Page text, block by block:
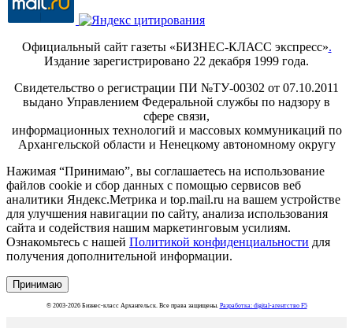
Официальный сайт газеты «БИЗНЕС-КЛАСС экспресс».
Издание зарегистрировано 22 декабря 1999 года.
Свидетельство о регистрации ПИ №ТУ-00302 от 07.10.2011
выдано Управлением Федеральной службы по надзору в
сфере связи,
информационных технологий и массовых коммуникаций по
Архангельской области и Ненецкому автономному округу
Нажимая “Принимаю”, вы соглашаетесь на использование
файлов cookie и сбор данных с помощью сервисов веб
аналитики Яндекс.Метрика и top.mail.ru на вашем устройстве
для улучшения навигации по сайту, анализа использования
сайта и содействия нашим маркетинговым усилиям.
Ознакомьтесь с нашей Политикой конфиденциальности для
получения дополнительной информации.
Принимаю
© 2003-2026 Бизнес-класс Архангельск. Все права защищены. Разработка: digital-агентство F5